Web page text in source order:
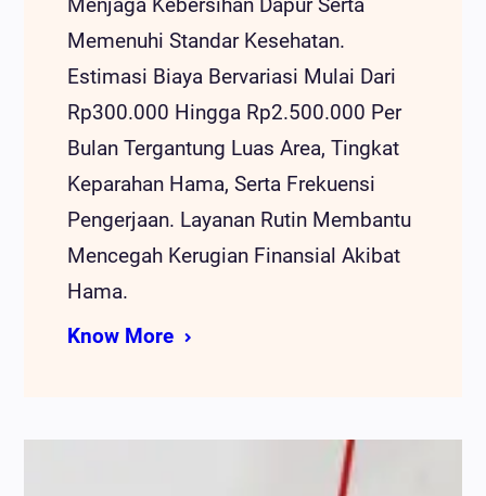
Memenuhi Standar Kesehatan.
Estimasi Biaya Bervariasi Mulai Dari
Rp300.000 Hingga Rp2.500.000 Per
Bulan Tergantung Luas Area, Tingkat
Keparahan Hama, Serta Frekuensi
Pengerjaan. Layanan Rutin Membantu
Mencegah Kerugian Finansial Akibat
Hama.
Know More